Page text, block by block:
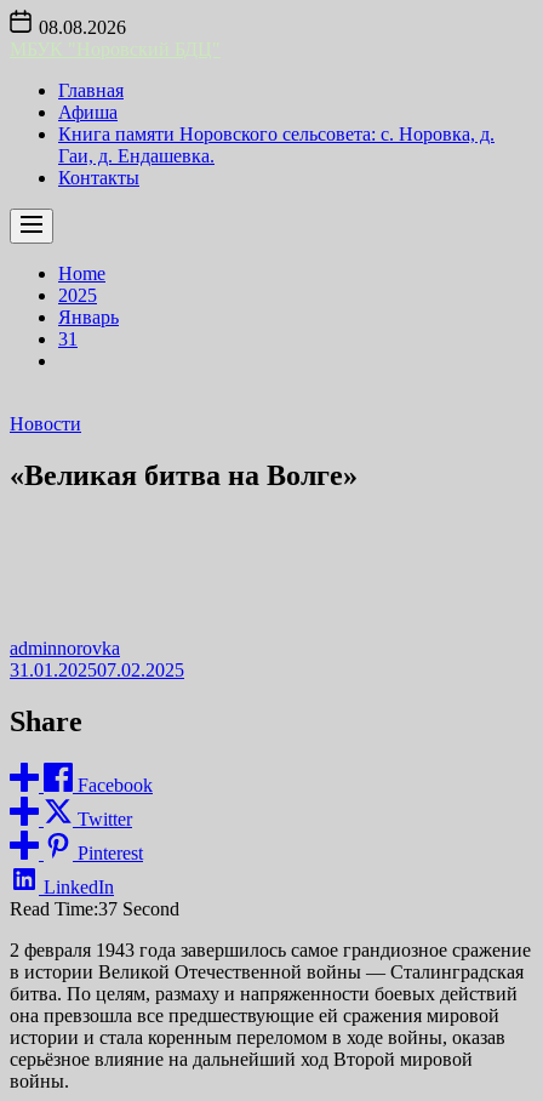
Skip
content
08.08.2026
Главная
Афиша
Книга памяти Норовского сельсовета: с. Норовка, д.
Гаи, д. Ендашевка.
Контакты
Home
2025
Январь
31
Новости
«Великая битва на Волге»
adminnorovka
31.01.202507.02.2025
Share
Facebook
Twitter
Pinterest
LinkedIn
Read Time:37 Second
2 февраля 1943 года завершилось самое грандиозное сражение
в истории Великой Отечественной войны — Сталинградская
битва. По целям, размаху и напряженности боевых действий
она превзошла все предшествующие ей сражения мировой
истории и стала коренным переломом в ходе войны, оказав
серьёзное влияние на дальнейший ход Второй мировой
войны.